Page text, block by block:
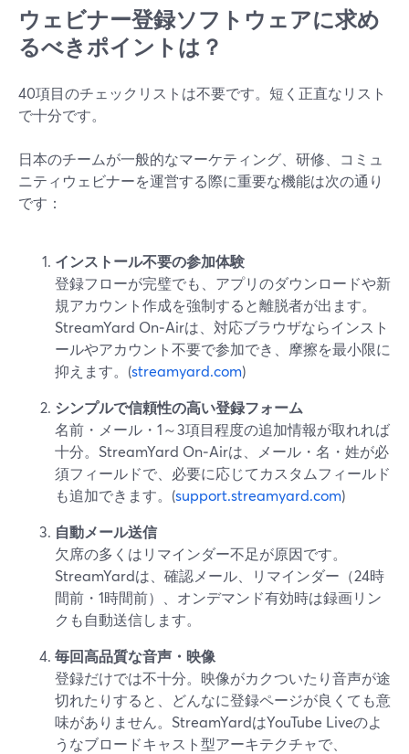
ウェビナー登録ソフトウェアに求め
るべきポイントは？
40項目のチェックリストは不要です。短く正直なリスト
で十分です。
日本のチームが一般的なマーケティング、研修、コミュ
ニティウェビナーを運営する際に重要な機能は次の通り
です：
インストール不要の参加体験
登録フローが完璧でも、アプリのダウンロードや新
規アカウント作成を強制すると離脱者が出ます。
StreamYard On‑Airは、対応ブラウザならインスト
ールやアカウント不要で参加でき、摩擦を最小限に
抑えます。(streamyard.com)
シンプルで信頼性の高い登録フォーム
名前・メール・1～3項目程度の追加情報が取れれば
十分。StreamYard On‑Airは、メール・名・姓が必
須フィールドで、必要に応じてカスタムフィールド
も追加できます。(support.streamyard.com)
自動メール送信
欠席の多くはリマインダー不足が原因です。
StreamYardは、確認メール、リマインダー（24時
間前・1時間前）、オンデマンド有効時は録画リン
クも自動送信します。
毎回高品質な音声・映像
登録だけでは不十分。映像がカクついたり音声が途
切れたりすると、どんなに登録ページが良くても意
味がありません。StreamYardはYouTube Liveのよ
うなブロードキャスト型アーキテクチャで、